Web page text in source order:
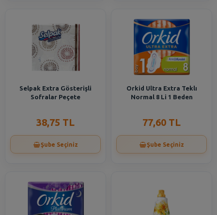
Selpak Extra Gösterişli
Sofralar Peçete
38,75 TL
Şube Seçiniz
Orkid Ultra Extra Teklı
Normal 8 Li 1 Beden
77,60 TL
Şube Seçiniz